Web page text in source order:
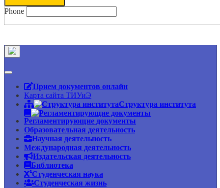
Phone
Прием документов онлайн
Карта сайта ТИУиЭ
Структура института
Регламентирующие документы
Образовательная деятельность
Научная деятельность
Международная деятельность
Издательская деятельность
Библиотека
Студенческая наука
Студенческая жизнь